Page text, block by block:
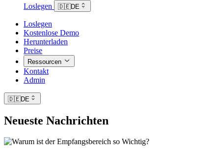
Loslegen
🇩🇪DE
Loslegen
Kostenlose Demo
Herunterladen
Preise
Ressourcen
Kontakt
Admin
🇩🇪DE
Neueste Nachrichten